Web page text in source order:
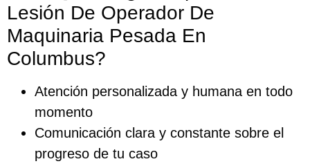
Lesión De Operador De
Maquinaria Pesada En
Columbus?
Atención personalizada y humana en todo
momento
Comunicación clara y constante sobre el
progreso de tu caso